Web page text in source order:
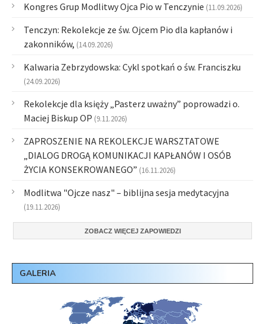
Kongres Grup Modlitwy Ojca Pio w Tenczynie (11.09.2026)
Tenczyn: Rekolekcje ze św. Ojcem Pio dla kapłanów i
zakonników, (14.09.2026)
Kalwaria Zebrzydowska: Cykl spotkań o św. Franciszku
(24.09.2026)
Rekolekcje dla księży „Pasterz uważny” poprowadzi o.
Maciej Biskup OP (9.11.2026)
ZAPROSZENIE NA REKOLEKCJE WARSZTATOWE
„DIALOG DROGĄ KOMUNIKACJI KAPŁANÓW I OSÓB
ŻYCIA KONSEKROWANEGO” (16.11.2026)
Modlitwa "Ojcze nasz" – biblijna sesja medytacyjna
(19.11.2026)
ZOBACZ WIĘCEJ ZAPOWIEDZI
GALERIA